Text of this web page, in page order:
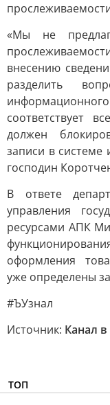
«Мы не
внесению
разделить
соответствует
должен
записи в системе
господин
В ответе
управления
ресурсами АПК
оформления
уже определены
#ЪУзнал
Источник: Канал
ТОП